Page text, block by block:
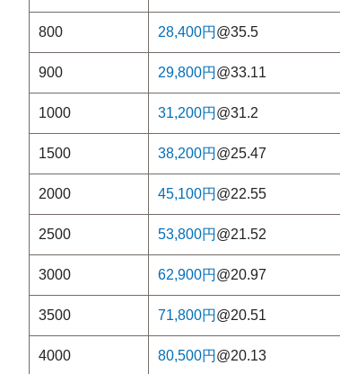
800 28,400円 @35.5
900 29,800円 @33.11
1000 31,200円 @31.2
1500 38,200円 @25.47
2000 45,100円 @22.55
2500 53,800円 @21.52
3000 62,900円 @20.97
3500 71,800円 @20.51
4000 80,500円 @20.13